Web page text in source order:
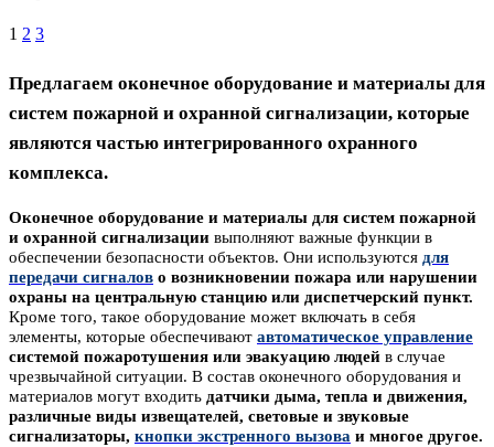
1 2 3
Предлагаем оконечное оборудование и материалы для
систем пожарной и охранной сигнализации, которые
являются частью интегрированного охранного
комплекса.
Оконечное оборудование и материалы для систем пожарной
и охранной сигнализации выполняют важные функции в
обеспечении безопасности объектов. Они используются для
передачи сигналов о возникновении пожара или нарушении
охраны на центральную станцию или диспетчерский пункт.
Кроме того, такое оборудование может включать в себя
элементы, которые обеспечивают автоматическое управление
системой пожаротушения или эвакуацию людей в случае
чрезвычайной ситуации. В состав оконечного оборудования и
материалов могут входить датчики дыма, тепла и движения,
различные виды извещателей, световые и звуковые
сигнализаторы, кнопки экстренного вызова и многое другое.